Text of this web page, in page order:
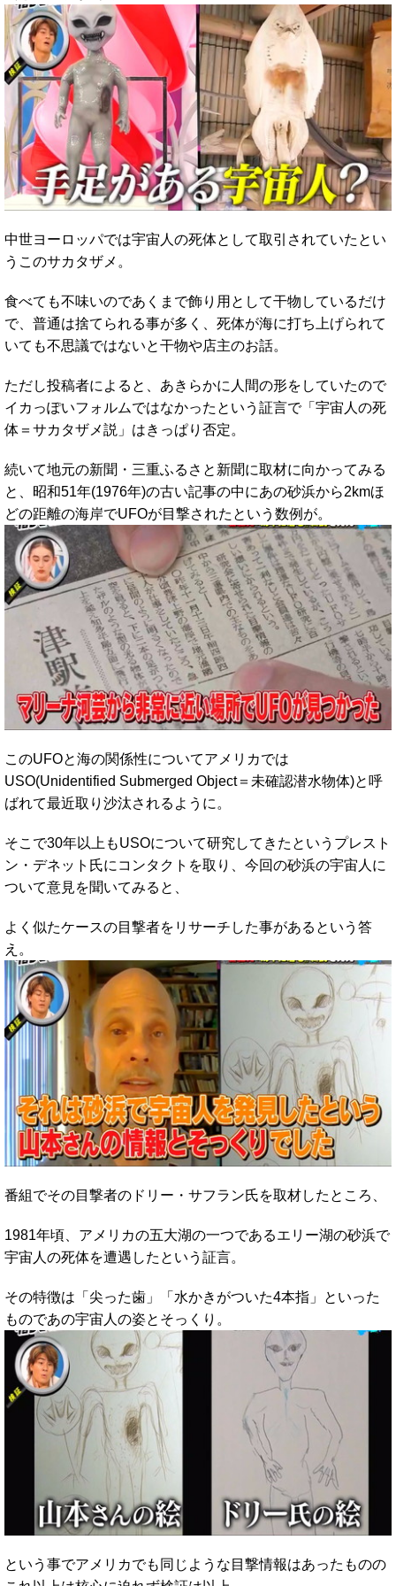
中世ヨーロッパでは宇宙人の死体として取引されていたとい
うこのサカタザメ。
食べても不味いのであくまで飾り用として干物しているだけ
で、普通は捨てられる事が多く、死体が海に打ち上げられて
いても不思議ではないと干物や店主のお話。
ただし投稿者によると、あきらかに人間の形をしていたので
イカっぽいフォルムではなかったという証言で「宇宙人の死
体＝サカタザメ説」はきっぱり否定。
続いて地元の新聞・三重ふるさと新聞に取材に向かってみる
と、昭和51年(1976年)の古い記事の中にあの砂浜から2kmほ
どの距離の海岸でUFOが目撃されたという数例が。
このUFOと海の関係性についてアメリカでは
USO(Unidentified Submerged Object＝未確認潜水物体)と呼
ばれて最近取り沙汰されるように。
そこで30年以上もUSOについて研究してきたというプレスト
ン・デネット氏にコンタクトを取り、今回の砂浜の宇宙人に
ついて意見を聞いてみると、
よく似たケースの目撃者をリサーチした事があるという答
え。
番組でその目撃者のドリー・サフラン氏を取材したところ、
1981年頃、アメリカの五大湖の一つであるエリー湖の砂浜で
宇宙人の死体を遭遇したという証言。
その特徴は「尖った歯」「水かきがついた4本指」といった
ものであの宇宙人の姿とそっくり。
という事でアメリカでも同じような目撃情報はあったものの